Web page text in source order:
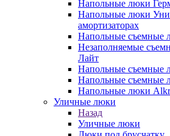
Напольные люки
Напольные люки
амортизаторах
Напольные
Незаполняемые
Лайт
Напольные съемные
Напольные съемные
Напольные люки
Уличные люки
Назад
Уличные люки